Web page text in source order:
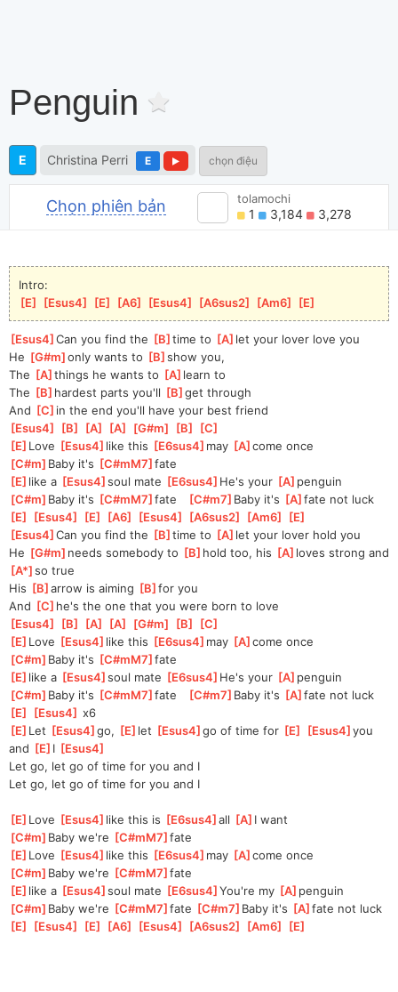
Penguin
E Christina Perri E chọn điệu
Chọn phiên bản tolamochi
1 3,184 3,278
Intro:
[E [Esus4 [E [A6 [Esus4 [A6sus2 [Am6 [E
[Esus4 ]
Can you find the [B ]time to [A ]let your lover love you
He [G#m ]
only wants to [B ]
show you,
The [A ]things he wants to [A ]learn to
The [B ]hardest parts you'll [B ]
get through
And [C ]in the end you'll have your best friend
[Esus4 [B [A [A [G#m [B [C
[E ]Love [Esus4 ]like this [E6sus4 ]may [A ]
come once
[C#m ]Baby it's [C#mM7 ]
fate
[E ]like a [Esus4 ]
soul mate [E6sus4 ]He's your [A ]penguin
[C#m ]Baby it's [C#mM7 ]
fate [C#m7 ]Baby it's [A ]
fate not luck
[E [Esus4 [E [A6 [Esus4 [A6sus2 [Am6 [E
[Esus4 ]
Can you find the [B ]time to [A ]let your lover hold you
He [G#m ]needs somebody to [B ]hold too, his [A ]
[A* ]
so true
His [B ]
arrow is aiming [B ]
for you
And [C ]he's the one that you were born to love
[Esus4 [B [A [A [G#m [B [C
[E ]Love [Esus4 ]like this [E6sus4 ]may [A ]
come once
[C#m ]Baby it's [C#mM7 ]
fate
[E ]like a [Esus4 ]
soul mate [E6sus4 ]He's your [A ]penguin
[C#m ]Baby it's [C#mM7 ]
fate [C#m7 ]Baby it's [A ]
fate not luck
[E [Esus4 ] x6
[E ]Let [Esus4 ]
go, [E ]let [Esus4 ]
go of time for [E [Esus4 ]
you
and [E ]I [Esus4
Let go, let go of time for you and I
Let go, let go of time for you and I
[E ]Love [Esus4 ]like this is [E6sus4 ]
all [A ]I want
[C#m ]Baby we're [C#mM7 ]
fate
[E ]Love [Esus4 ]like this [E6sus4 ]may [A ]
come once
[C#m ]Baby we're [C#mM7 ]
fate
[E ]like a [Esus4 ]
soul mate [E6sus4 ]
You're my [A ]penguin
[C#m ]Baby we're [C#mM7 ]
fate [C#m7 ]Baby it's [A ]
fate not luck
[E [Esus4 [E [A6 [Esus4 [A6sus2 [Am6 [E